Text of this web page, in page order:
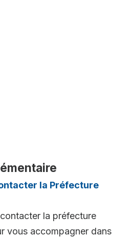
la Préfecture
la préfecture
vous accompagner dans